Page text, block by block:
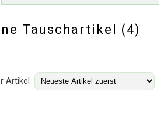
Tauschartikel (4)
Artikel